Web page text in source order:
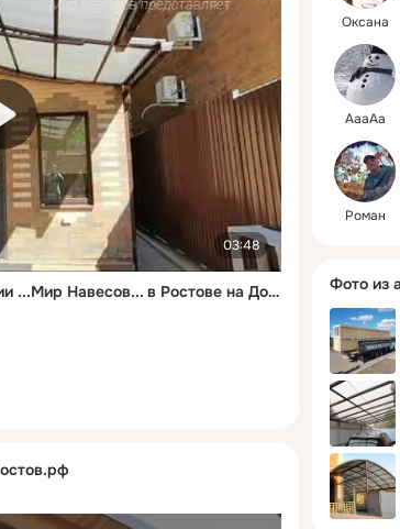
03:48
Красивый ажурный навесик компании ...Мир Навесов... в Ростове на Дону.
мусора.
Оксана
АааАа
Роман
Фото из